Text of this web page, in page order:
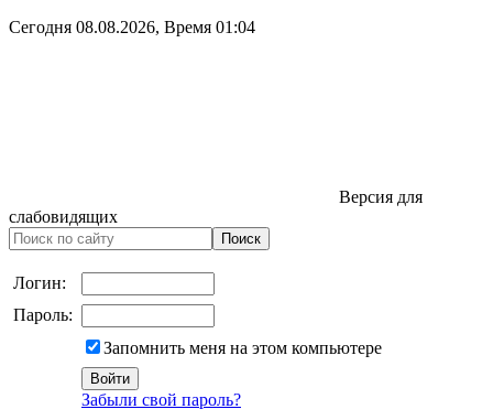
Сегодня 08.08.2026, Время 01:04
Версия для
слабовидящих
Логин:
Пароль:
Запомнить меня на этом компьютере
Забыли свой пароль?